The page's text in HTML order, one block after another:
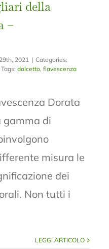
della
–
2021 | Categories:
Tags:dolcetto,flavescenza
Dorata
gamma di
misura le
dei
Non tutti i
LEGGI ARTICOLO